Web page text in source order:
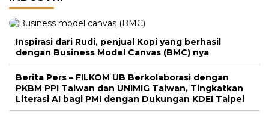
Inspirasi dari Rudi, penjual Kopi yang berhasil
dengan Business Model Canvas (BMC) nya
Berita Pers – FILKOM UB Berkolaborasi dengan
PKBM PPI Taiwan dan UNIMIG Taiwan, Tingkatkan
Literasi AI bagi PMI dengan Dukungan KDEI Taipei